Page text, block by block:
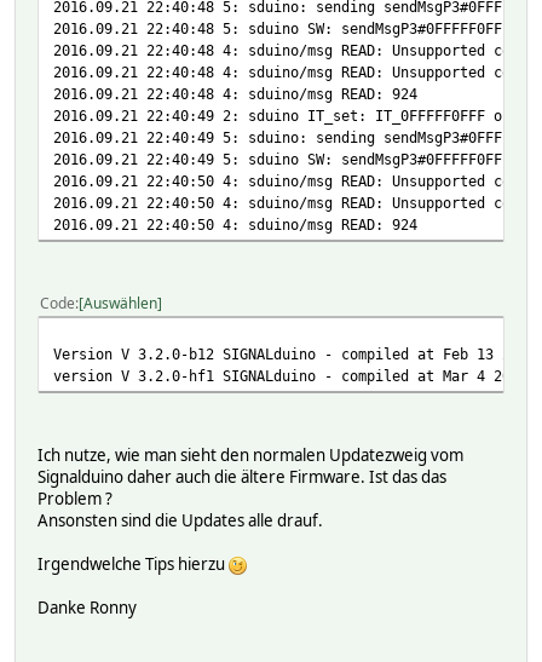
2016.09.21 22:40:48 5: sduino: sending
2016.09.21 22:40:48 5: sduino SW:
2016.09.21 22:40:48 4: sduino/msg READ: Unsupported
2016.09.21 22:40:48 4: sduino/msg READ: Unsupported
2016.09.21 22:40:48 4: sduino/msg READ: 924
2016.09.21 22:40:49 2: sduino IT_set: IT_0FFFFF0FFF off
2016.09.21 22:40:49 5: sduino: sending
2016.09.21 22:40:49 5: sduino SW:
2016.09.21 22:40:50 4: sduino/msg READ: Unsupported
2016.09.21 22:40:50 4: sduino/msg READ: Unsupported
2016.09.21 22:40:50 4: sduino/msg READ: 924
Code Auswählen
Version V 3.2.0-b12 SIGNALduino - compiled at Feb 13 2016
version V 3.2.0-hf1 SIGNALduino - compiled at Mar 4 2016
Ich nutze, wie man sieht den normalen Updatezweig vom
Signalduino daher auch die ältere Firmware. Ist das das
Problem ?
Ansonsten sind die Updates alle drauf.
Irgendwelche Tips hierzu
Danke Ronny